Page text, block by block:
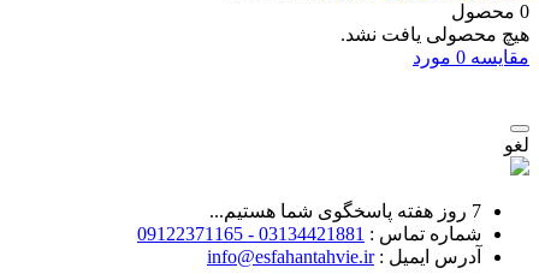
0 محصول
هیچ محصولی یافت نشد.
مقایسه 0 مورد
لغو
7 روز هفته پاسخگوی شما هستیم...
شماره تماس : 03134421881 - 09122371165
آدرس ایمیل :info@esfahantahvie.ir